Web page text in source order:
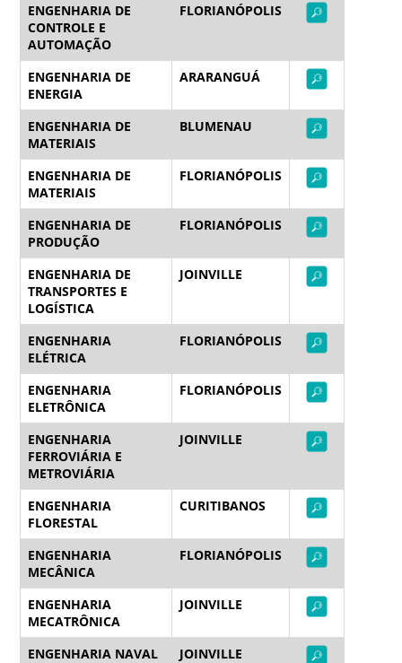
ENGENHARIA DE
CONTROLE E
AUTOMAÇÃO
FLORIANÓPOLIS
ENGENHARIA DE
ENERGIA
ARARANGUÁ
ENGENHARIA DE
MATERIAIS
BLUMENAU
ENGENHARIA DE
MATERIAIS
FLORIANÓPOLIS
ENGENHARIA DE
PRODUÇÃO
FLORIANÓPOLIS
ENGENHARIA DE
TRANSPORTES E
LOGÍSTICA
JOINVILLE
ENGENHARIA
ELÉTRICA
FLORIANÓPOLIS
ENGENHARIA
ELETRÔNICA
FLORIANÓPOLIS
ENGENHARIA
FERROVIÁRIA E
METROVIÁRIA
JOINVILLE
ENGENHARIA
FLORESTAL
CURITIBANOS
ENGENHARIA
MECÂNICA
FLORIANÓPOLIS
ENGENHARIA
MECATRÔNICA
JOINVILLE
ENGENHARIA NAVAL JOINVILLE